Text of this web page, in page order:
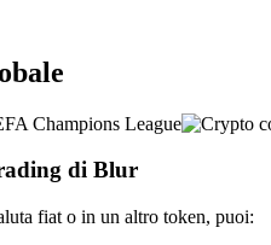
di Blur
fiat o in un altro token, puoi: